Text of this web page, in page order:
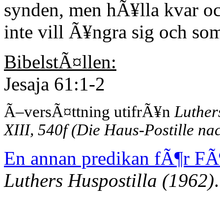
synden, men hÃ¥lla kvar
inte vill Ã¥ngra sig och
BibelstÃ¤llen:
Jesaja 61:1-2
Ã–versÃ¤ttning utifrÃ¥n
XIII, 540f (Die Haus-Postille
En annan predikan fÃ¶r
Luthers Huspostilla (1962).